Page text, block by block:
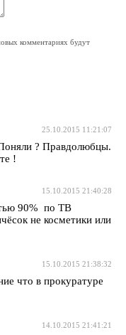
комментариях будут
25.10.2015 11:21:07
? Правдолюбцы.
!
15.10.2015 21:40:28
90% по ТВ
не косметики или
15.10.2015 21:38:32
что в прокуратуре
14.10.2015 21:41:21